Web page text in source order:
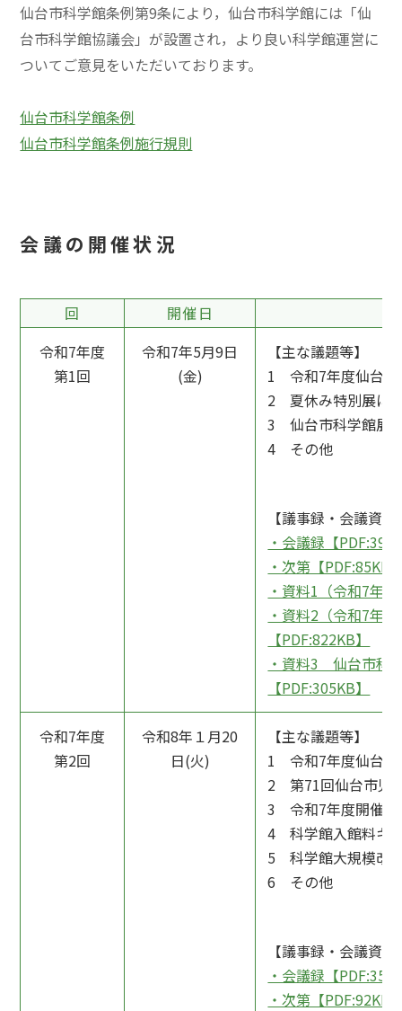
仙台市科学館条例第9条により，仙台市科学館には「仙
台市科学館協議会」が設置され，より良い科学館運営に
ついてご意見をいただいております。
仙台市科学館条例
仙台市科学館条例施行規則
会議の開催状況
回
開催日
令和7年度
第1回
令和7年5月9日
(金)
【主な議題等】
1 令和7年度仙台市
2 夏休み特別展に
3 仙台市科学館展
4 その他
【議事録・会議資
・会議録【
・次第【PDF:85KB
・資料1（令和7年
・資料2（令和7年
【PDF:822KB】
・資料3 仙台市科
【PDF:305KB】
令和7年度
第2回
令和8年１月20
日(火)
【主な議題等】
1 令和7年度仙台市
2 第71回仙台市児
3 令和7年度開催イ
4 科学館入館料キ
5 科学館大規模改
6 その他
【議事録・会議資
・会議録【
・次第【PDF:92KB